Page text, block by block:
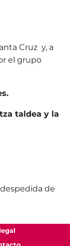
Cruz y, a
el grupo
taldea y la
de